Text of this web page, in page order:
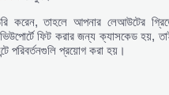
করেন, তাহলে আপনার লেআউটের
ভিউপোর্টে ফিট করার জন্য ক্যাসকেড হয়,
পরিবর্তনগুলি প্রয়োগ করা হয়।